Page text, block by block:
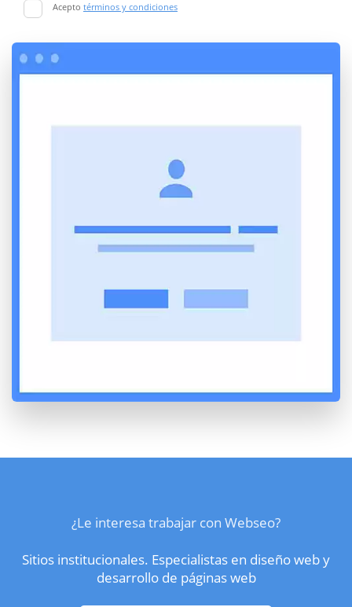
Acepto términos y condiciones
¿Le interesa trabajar con Webseo?
Sitios institucionales. Especialistas en diseño web y
desarrollo de páginas web